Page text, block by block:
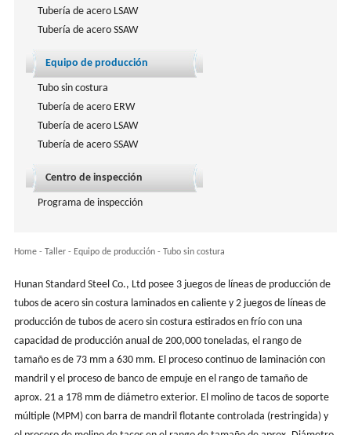
Tubería de acero LSAW
Tubería de acero SSAW
Equipo de producción
Tubo sin costura
Tubería de acero ERW
Tubería de acero LSAW
Tubería de acero SSAW
Centro de inspección
Programa de inspección
Home- Taller- Equipo de producción- Tubo sin costura
Hunan Standard Steel Co., Ltd posee 3 juegos de líneas de producción de
tubos de acero sin costura laminados en caliente y 2 juegos de líneas de
producción de tubos de acero sin costura estirados en frío con una
capacidad de producción anual de 200,000 toneladas, el rango de
tamaño es de 73 mm a 630 mm. El proceso continuo de laminación con
mandril y el proceso de banco de empuje en el rango de tamaño de
aprox. 21 a 178 mm de diámetro exterior. El molino de tacos de soporte
múltiple (MPM) con barra de mandril flotante controlada (restringida) y